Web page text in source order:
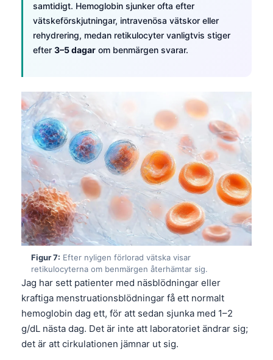
samtidigt. Hemoglobin sjunker ofta efter
vätskeförskjutningar, intravenösa vätskor eller
rehydrering, medan retikulocyter vanligtvis stiger
efter 3–5 dagar om benmärgen svarar.
Figur 7: Efter nyligen förlorad vätska visar
retikulocyterna om benmärgen återhämtar sig.
Jag har sett patienter med näsblödningar eller
kraftiga menstruationsblödningar få ett normalt
hemoglobin dag ett, för att sedan sjunka med 1–2
g/dL nästa dag. Det är inte att laboratoriet ändrar sig;
det är att cirkulationen jämnar ut sig.
كوردی‎
پښتو
سنڌي
සිංහල
অসমীয়া
Galego
Latviešu valoda
Македонски јазик
Euskara
Gàidhlig
Occitan
العربية المغربية
Afrikaans
ພາສາລາວ
Basa Jawa
Cebuano